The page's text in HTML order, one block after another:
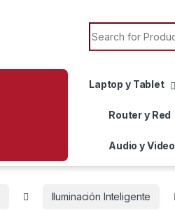
Search for:
Laptop y Tablet
Router y Red
Audio y Video
Iluminación Inteligente